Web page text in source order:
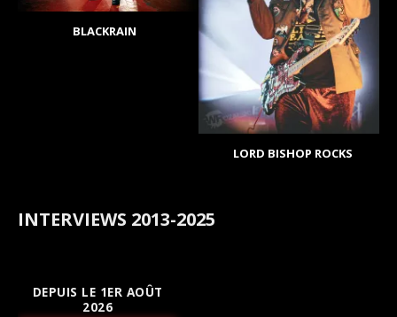
BLACKRAIN
LORD BISHOP ROCKS
INTERVIEWS 2013-2025
DEPUIS LE 1ER AOÛT
2026